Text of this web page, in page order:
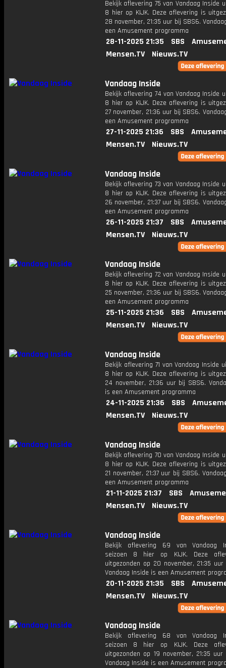
Bekijk aflevering 75 van Vandaag Inside
8 hier op KIJK. Deze aflevering is
28 november, 21:35 uur bij SBS6.
een Amusement programma
28-11-2025 21:35 SBS
Mensen.TV
Nieuws.TV
Vandaag Inside
Bekijk aflevering 74 van Vandaag Inside
8 hier op KIJK. Deze aflevering is
27 november, 21:36 uur bij SBS6.
een Amusement programma
27-11-2025 21:36 SBS
Mensen.TV
Nieuws.TV
Vandaag Inside
Bekijk aflevering 73 van Vandaag Inside
8 hier op KIJK. Deze aflevering is
26 november, 21:37 uur bij SBS6.
een Amusement programma
26-11-2025 21:37 SBS
Mensen.TV
Nieuws.TV
Vandaag Inside
Bekijk aflevering 72 van Vandaag Inside
8 hier op KIJK. Deze aflevering is
25 november, 21:36 uur bij SBS6.
een Amusement programma
25-11-2025 21:36 SBS
Mensen.TV
Nieuws.TV
Vandaag Inside
Bekijk aflevering 71 van Vandaag Inside
8 hier op KIJK. Deze aflevering is
24 november, 21:36 uur bij SBS6.
is een Amusement programma
24-11-2025 21:36 SBS
Mensen.TV
Nieuws.TV
Vandaag Inside
Bekijk aflevering 70 van Vandaag Inside
8 hier op KIJK. Deze aflevering is
21 november, 21:37 uur bij SBS6.
een Amusement programma
21-11-2025 21:37 SBS
Mensen.TV
Nieuws.TV
Vandaag Inside
Bekijk aflevering 69 van Vandaag
seizoen 8 hier op KIJK. Deze
uitgezonden op 20 november, 21:35
Vandaag Inside is een Amusement
20-11-2025 21:35 SBS
Mensen.TV
Nieuws.TV
Vandaag Inside
Bekijk aflevering 68 van Vandaag
seizoen 8 hier op KIJK. Deze
uitgezonden op 19 november, 21:35
Vandaag Inside is een Amusement